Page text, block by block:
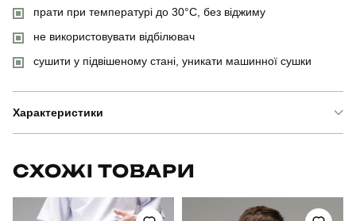
прати при температурі до 30°C, без віджиму
не використовувати відбілювач
сушити у підвішеному стані, уникати машинної сушки
Характеристики
СХОЖІ ТОВАРИ